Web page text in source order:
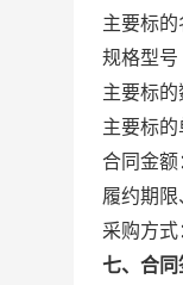
主要标
规格型号
主要标
主要标
合同金额
履约期
采购方式
七、合同